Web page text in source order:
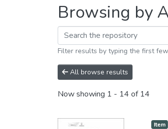
Browsing by
Filter results by typing the first
All browse results
Now showing 1 - 14 of 14
Item